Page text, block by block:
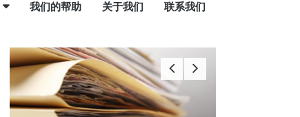
我们的帮助 关于我们 联系我们